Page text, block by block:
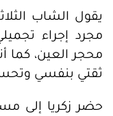
يقول الشاب
مجرد إجراء
محجر العين، كما
ثقتي بنفسي
حضر زكريا إلى